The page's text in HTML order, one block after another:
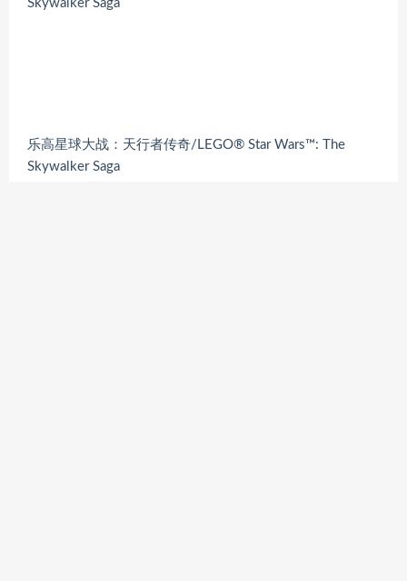
乐高星球大战：天行者传奇/LEGO® Star Wars™: The
Skywalker Saga